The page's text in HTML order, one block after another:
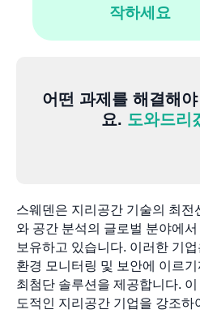
작하세요
어떤 과제를 해결해
요. 도와드리
스웨덴은 지리공간 기술의 최전
와 공간 분석의 글로벌 분야에
보유하고 있습니다. 이러한 기
환경 모니터링 및 보안에 이르
최첨단 솔루션을 제공합니다.
도적인 지리공간 기업을 강조